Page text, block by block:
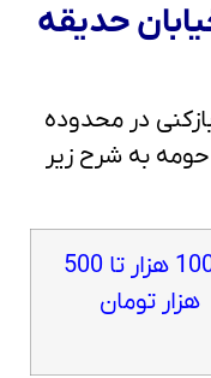
حدیقه
در محدوده
به شرح زیر
از 100 هزار تا 500
هزار تومان